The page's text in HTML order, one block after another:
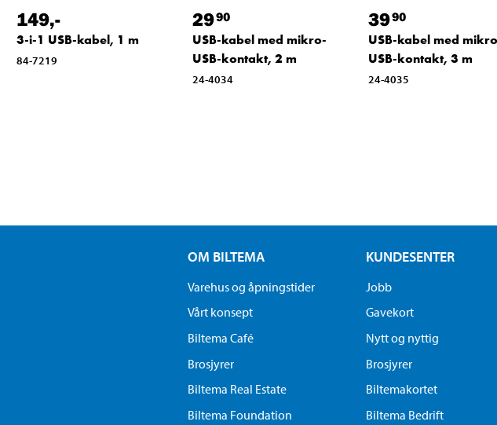
149,-
3-i-1 USB-kabel, 1 m
84-7219
2990
USB-kabel med mikro-
USB-kontakt, 2 m
24-4034
3990
USB-kabel med
USB-kontakt, 3 m
24-4035
OM BILTEMA
Varehus og åpningstider
Vårt konsept
Biltema Café
Brosjyrer
Biltema Real Estate
Biltema Foundation
KUNDESENTER
Jobb
Gavekort
Nytt og nyttig
Brosjyrer
Biltemakortet
Biltema Bedrift